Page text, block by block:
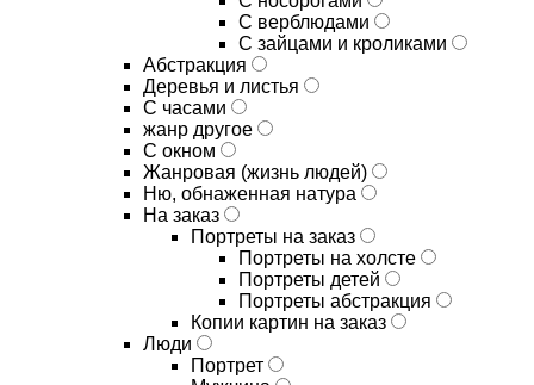
С верблюдами
С зайцами и кроликами
Абстракция
Деревья и листья
С часами
жанр другое
С окном
Жанровая (жизнь людей)
Ню, обнаженная натура
На заказ
Портреты на заказ
Портреты на холсте
Портреты детей
Портреты абстракция
Копии картин на заказ
Люди
Портрет